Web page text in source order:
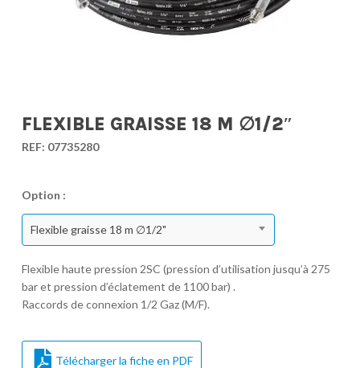
FLEXIBLE GRAISSE 18 M ∅1/2″
REF: 07735280
Option :
Flexible graisse 18 m ∅1/2"
Flexible haute pression 2SC (pression d’utilisation jusqu’à 275
bar et pression d’éclatement de 1100 bar) .
Raccords de connexion 1/2 Gaz (M/F).
Télécharger la fiche en PDF